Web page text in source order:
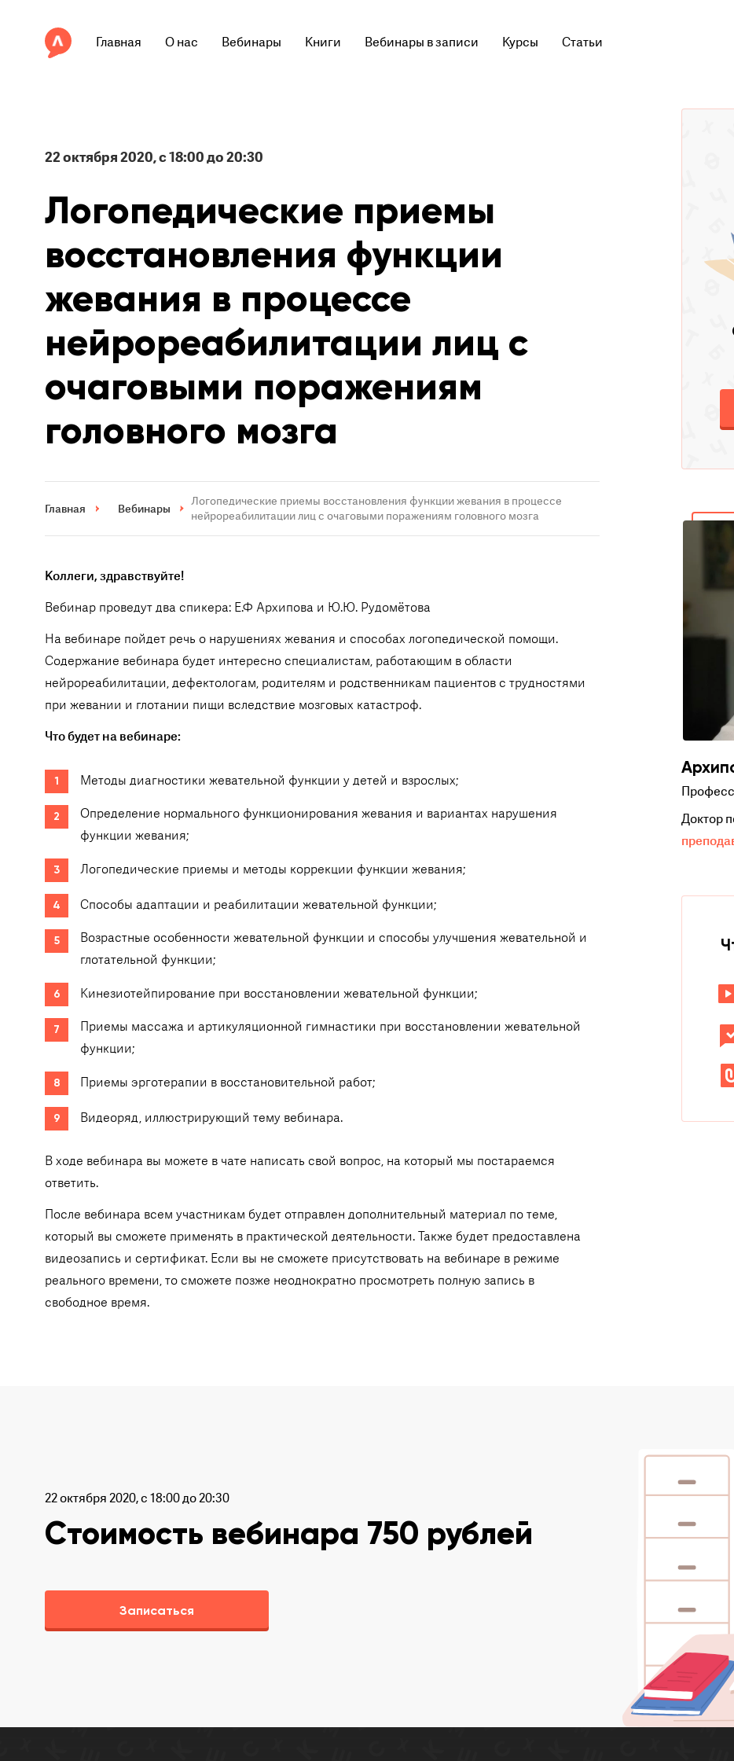
Главная О нас Вебинары Книги Вебинары в записи Курсы Статьи
22 октября 2020, с 18:00 до 20:30
Логопедические приемы
восстановления функции
жевания в процессе
нейрореабилитации лиц с
очаговыми поражениям
головного мозга
Главная Вебинары
Логопедические приемы восстановления функции жевания в процессе
нейрореабилитации лиц с очаговыми поражениям головного мозга
Коллеги, здравствуйте!
Вебинар проведут два спикера: Е.Ф Архипова и Ю.Ю. Рудомётова
На вебинаре пойдет речь о нарушениях жевания и способах логопедической помощи.
Содержание вебинара будет интересно специалистам, работающим в области
нейрореабилитации, дефектологам, родителям и родственникам пациентов с трудностями
при жевании и глотании пищи вследствие мозговых катастроф.
Что будет на вебинаре:
Методы диагностики жевательной функции у детей и взрослых;
Определение нормального функционирования жевания и вариантах нарушения
функции жевания;
Логопедические приемы и методы коррекции функции жевания;
Способы адаптации и реабилитации жевательной функции;
Возрастные особенности жевательной функции и способы улучшения жевательной и
глотательной функции;
Кинезиотейпирование при восстановлении жевательной функции;
Приемы массажа и артикуляционной гимнастики при восстановлении жевательной
функции;
Приемы эрготерапии в восстановительной работ;
Видеоряд, иллюстрирующий тему вебинара.
В ходе вебинара вы можете в чате написать свой вопрос, на который мы постараемся
ответить.
После вебинара всем участникам будет отправлен дополнительный материал по теме,
который вы сможете применять в практической деятельности. Также будет предоставлена
видеозапись и сертификат. Если вы не сможете присутствовать на вебинаре в режиме
реального времени, то сможете позже неоднократно просмотреть полную запись в
свободное время.
Доктор
22 октября 2020, с 18:00 до 20:30
Стоимость вебинара 750 рублей
Записаться